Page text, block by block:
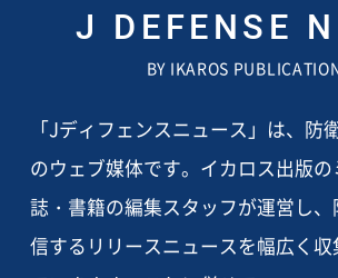
J DEFENSE
BY IKAROS
「Jディフェンスニュース」は、防
のウェブ媒体です。イカロス出版
誌・書籍の編集スタッフが運営し
信するリリースニュースを幅広く